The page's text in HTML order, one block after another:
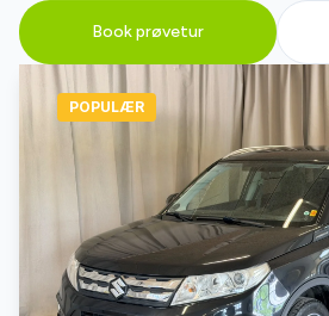
POPULÆR
Book prøvetur